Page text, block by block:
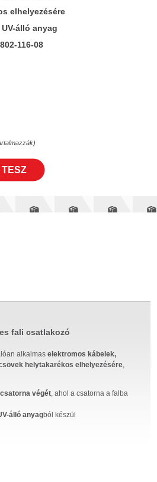
elhelyezésére
álló anyag
116-08
fali csatlakozó
alkalmaselektromos kábelek,
helytakarékos elhelyezésére,
végét, ahol a csatorna a falba
álló anyagból készül